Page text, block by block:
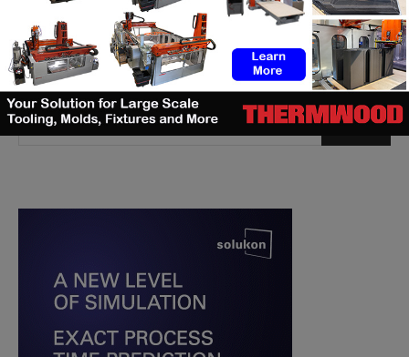
RECHERCHE